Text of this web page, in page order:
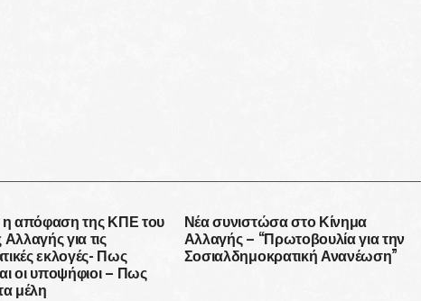
η απόφαση της ΚΠΕ του
για τις
εκλογές- Πως
οι υποψήφιοι – Πως
μέλη
Νέα συνιστώσα στο Κίνημα
Αλλαγής – “Πρωτοβουλία για την
Σοσιαλδημοκρατική Ανανέωση”